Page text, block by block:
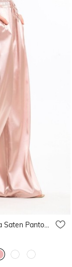
Gipe Detaylı Cepli Bol Paça Saten Pantolon | Pnt34217